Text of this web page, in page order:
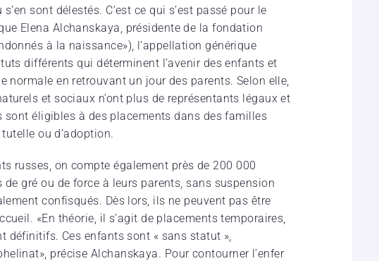
sont délestés. C’est ce qui s’est passé pour le
Elena Alchanskaya, présidente de la fondation
à la naissance»), l’appellation générique
différents qui déterminent l’avenir des enfants et
normale en retrouvant un jour des parents. Selon elle,
et sociaux n’ont plus de représentants légaux et
éligibles à des placements dans des familles
tutelle ou d’adoption.
russes, on compte également près de 200 000
gré ou de force à leurs parents, sans suspension
confisqués. Dès lors, ils ne peuvent pas être
«En théorie, il s’agit de placements temporaires,
définitifs. Ces enfants sont « sans statut »,
précise Alchanskaya. Pour contourner l’enfer